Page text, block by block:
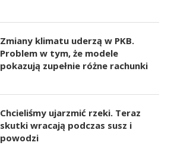
Zmiany klimatu uderzą w PKB.
Problem w tym, że modele
pokazują zupełnie różne rachunki
Chcieliśmy ujarzmić rzeki. Teraz
skutki wracają podczas susz i
powodzi